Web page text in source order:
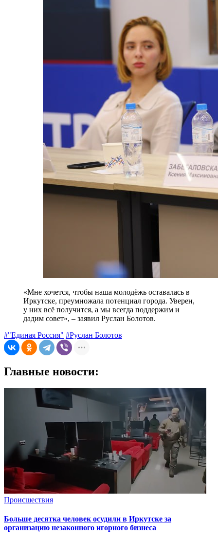
«Мне хочется, чтобы наша молодёжь оставалась в
Иркутске, преумножала потенциал города. Уверен,
у них всё получится, а мы всегда поддержим и
дадим совет», – заявил Руслан Болотов.
#"Единая Россия" #Руслан Болотов
Главные новости:
Происшествия
Больше десятка человек осудили в Иркутске за
организацию незаконного игорного бизнеса